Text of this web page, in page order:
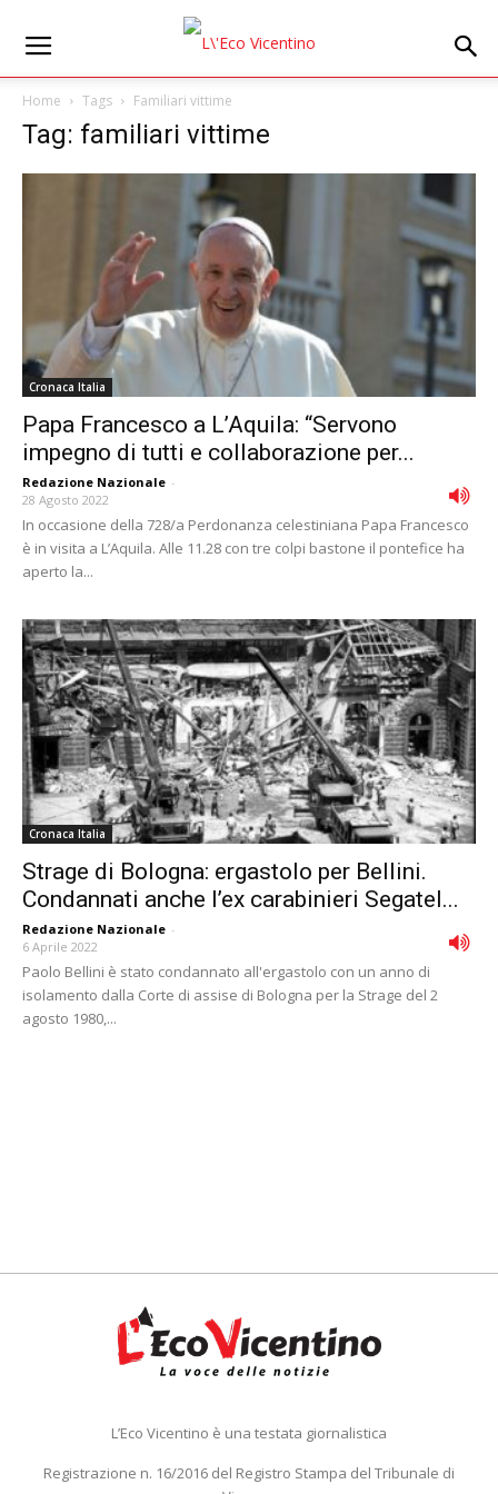
Home Tags Familiari vittime
Tag: familiari vittime
Cronaca Italia
Papa Francesco a L’Aquila: “Servono
impegno di tutti e collaborazione per...
Redazione Nazionale -
28 Agosto 2022
In occasione della 728/a Perdonanza celestiniana Papa Francesco
è in visita a L’Aquila. Alle 11.28 con tre colpi bastone il pontefice ha
aperto la...
Cronaca Italia
Strage di Bologna: ergastolo per Bellini.
Condannati anche l’ex carabinieri Segatel...
Redazione Nazionale -
6 Aprile 2022
Paolo Bellini è stato condannato all'ergastolo con un anno di
isolamento dalla Corte di assise di Bologna per la Strage del 2
agosto 1980,...
L’Eco Vicentino è una testata giornalistica
Registrazione n. 16/2016 del Registro Stampa del Tribunale di